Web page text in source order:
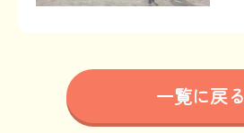
一覧に戻る